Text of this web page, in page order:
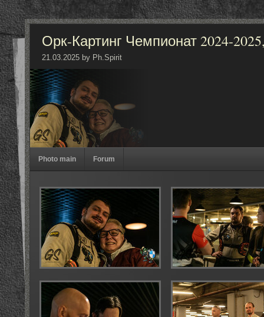
Орк-Картинг Чемпионат 2024-
21.03.2025 by Ph.Spirit
Photo main Forum